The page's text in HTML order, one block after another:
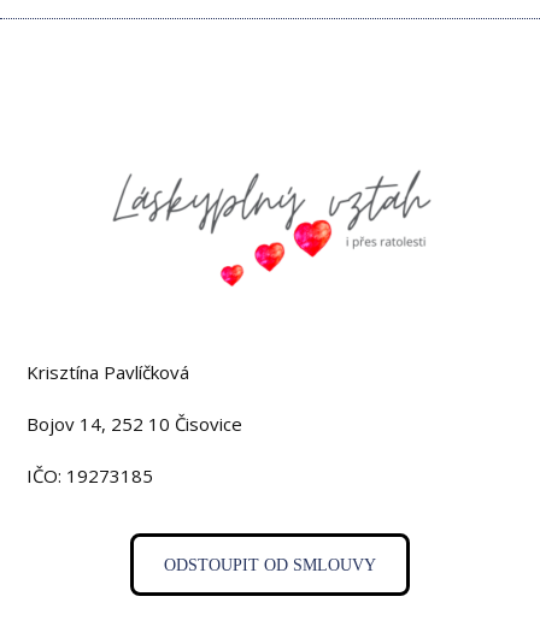
Krisztína Pavlíčková
Bojov 14, 252 10 Čisovice
IČO: 19273185
ODSTOUPIT OD SMLOUVY